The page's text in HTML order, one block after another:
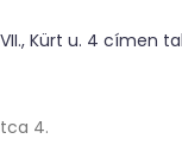
Kürt u. 4 címen
4.